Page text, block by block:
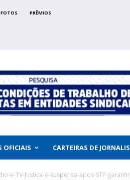
FOTOS PRÊMIOS
OFICIAIS CARTEIRAS DE
e-TV-Justica-e-suspensa-apos-STF-